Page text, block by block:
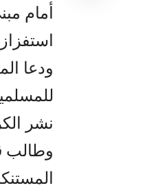
أمام
ودعا
نشر
وطالب